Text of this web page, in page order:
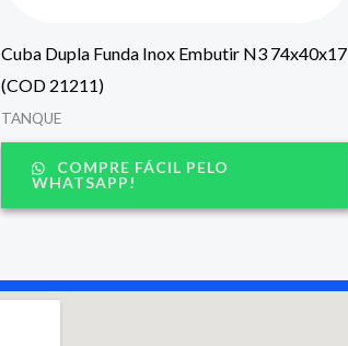
Cuba Dupla Funda Inox Embutir N3 74x40x17
(COD 21211)
TANQUE
COMPRE FÁCIL PELO
WHATSAPP!